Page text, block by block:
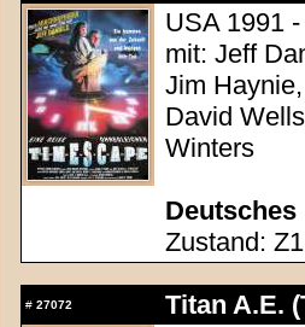
USA 1991
mit: Jeff
Jim
David
Winters
Deutsches
Zustand:
# 27072
Titan A.E.